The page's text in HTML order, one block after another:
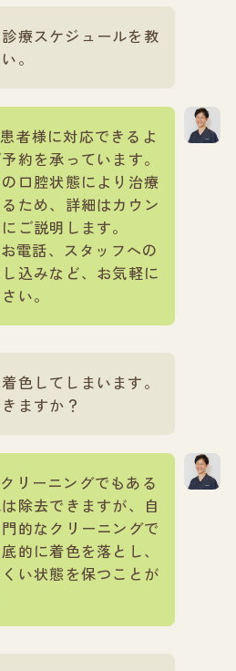
療スケジュールを教
。
者様に対応できるよ
約を承っています。
口腔状態により治療
ため、詳細はカウン
ご説明します。
電話、スタッフへの
込みなど、お気軽に
い。
色してしまいます。
ますか？
リーニングでもある
除去できますが、自
的なクリーニングで
的に着色を落とし、
い状態を保つことが